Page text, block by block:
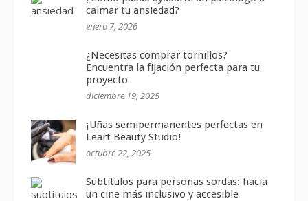
calmar tu ansiedad?
enero 7, 2026
¿Necesitas comprar tornillos?
Encuentra la fijación perfecta para tu
proyecto
diciembre 19, 2025
¡Uñas semipermanentes perfectas en
Leart Beauty Studio!
octubre 22, 2025
Subtítulos para personas sordas: hacia
un cine más inclusivo y accesible